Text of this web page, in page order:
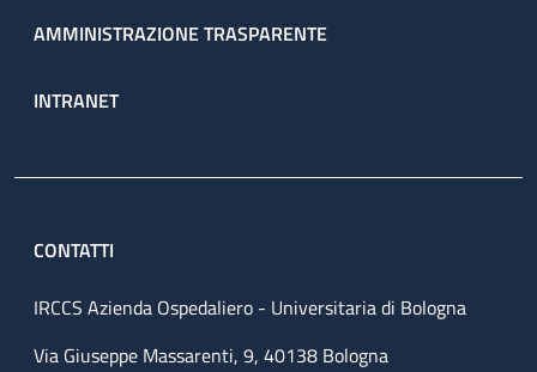
AMMINISTRAZIONE TRASPARENTE
INTRANET
CONTATTI
IRCCS Azienda Ospedaliero - Universitaria di Bologna
Via Giuseppe Massarenti, 9, 40138 Bologna